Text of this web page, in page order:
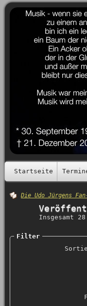
Startseite
Die Udo Jürgens
Insgesamt
Filter